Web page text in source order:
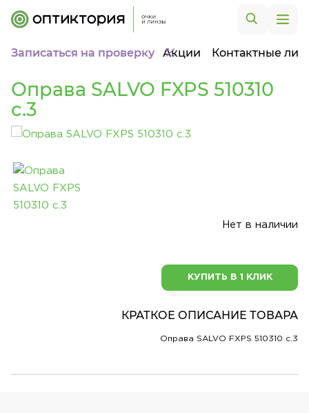
Записаться на проверку Акции Контактные
Оправа SALVO FXPS 510310
c.3
Нет в наличии
КУПИТЬ В 1 КЛИК
КРАТКОЕ ОПИСАНИЕ ТОВАРА
Оправа SALVO FXPS 510310 c.3